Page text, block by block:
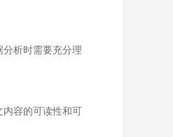
析时需要充分理
容的可读性和可